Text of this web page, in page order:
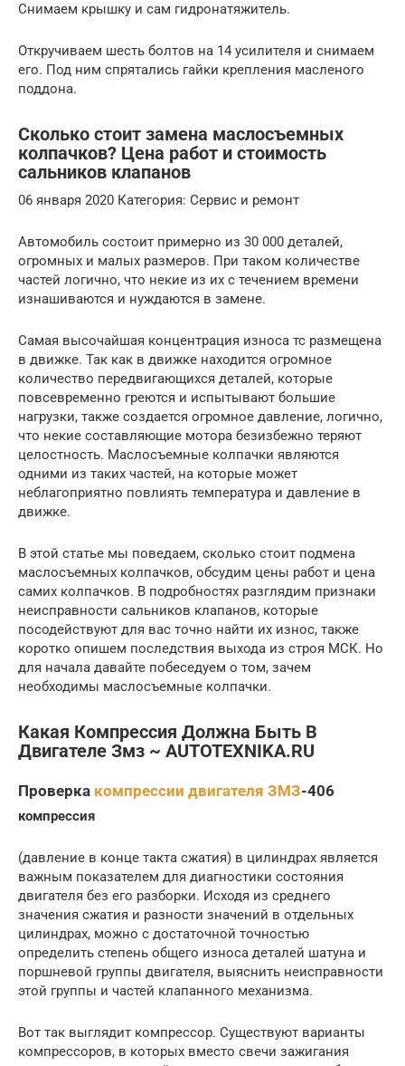
Снимаем крышку и сам гидронатяжитель.
Откручиваем шесть болтов на 14 усилителя и снимаем
его. Под ним спрятались гайки крепления масленого
поддона.
Сколько стоит замена маслосъемных
колпачков? Цена работ и стоимость
сальников клапанов
06 января 2020 Категория: Сервис и ремонт
Автомобиль состоит примерно из 30 000 деталей,
огромных и малых размеров. При таком количестве
частей логично, что некие из их с течением времени
изнашиваются и нуждаются в замене.
Самая высочайшая концентрация износа тс размещена
в движке. Так как в движке находится огромное
количество передвигающихся деталей, которые
повсевременно греются и испытывают большие
нагрузки, также создается огромное давление, логично,
что некие составляющие мотора безизбежно теряют
целостность. Маслосъемные колпачки являются
одними из таких частей, на которые может
неблагоприятно повлиять температура и давление в
движке.
В этой статье мы поведаем, сколько стоит подмена
маслосъемных колпачков, обсудим цены работ и цена
самих колпачков. В подробностях разглядим признаки
неисправности сальников клапанов, которые
посодействуют для вас точно найти их износ, также
коротко опишем последствия выхода из строя МСК. Но
для начала давайте побеседуем о том, зачем
необходимы маслосъемные колпачки.
Какая Компрессия Должна Быть В
Двигателе Змз ~ AUTOTEXNIKA.RU
Проверка компрессии двигателя ЗМЗ-406
компрессия
(давление в конце такта сжатия) в цилиндрах является
важным показателем для диагностики состояния
двигателя без его разборки. Исходя из среднего
значения сжатия и разности значений в отдельных
цилиндрах, можно с достаточной точностью
определить степень общего износа деталей шатуна и
поршневой группы двигателя, выяснить неисправности
этой группы и частей клапанного механизма.
Вот так выглядит компрессор. Существуют варианты
компрессоров, в которых вместо свечи зажигания